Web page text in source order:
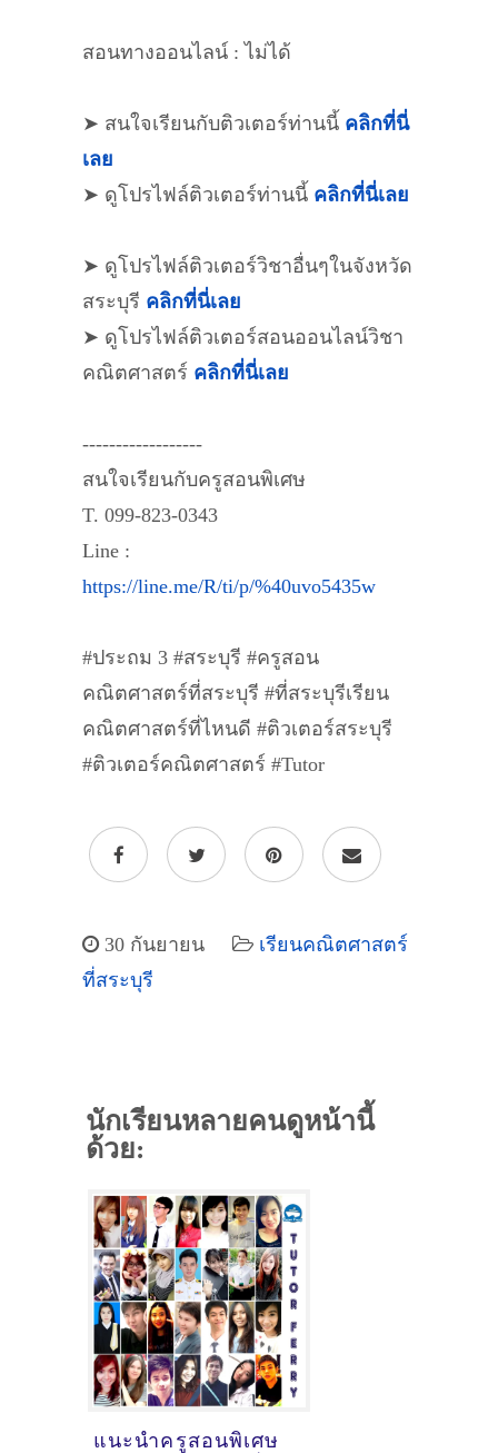
สอนทางออนไลน์ : ไม่ได้
➤ สนใจเรียนกับติวเตอร์ท่านนี้ คลิกที่นี่
เลย
➤ ดูโปรไฟล์ติวเตอร์ท่านนี้ คลิกที่นี่เลย
➤ ดูโปรไฟล์ติวเตอร์วิชาอื่นๆในจังหวัด
สระบุรี คลิกที่นี่เลย
➤ ดูโปรไฟล์ติวเตอร์สอนออนไลน์วิชา
คณิตศาสตร์ คลิกที่นี่เลย
------------------
สนใจเรียนกับครูสอนพิเศษ
T. 099-823-0343
Line :
https://line.me/R/ti/p/%40uvo5435w
#ประถม 3 #สระบุรี #ครูสอน
คณิตศาสตร์ที่สระบุรี #ที่สระบุรีเรียน
คณิตศาสตร์ที่ไหนดี #ติวเตอร์สระบุรี
#ติวเตอร์คณิตศาสตร์ #Tutor
30 กันยายน
เรียนคณิตศาสตร์
ที่สระบุรี
นักเรียนหลายคนดูหน้านี้
ด้วย:
แนะนำครูสอนพิเศษ